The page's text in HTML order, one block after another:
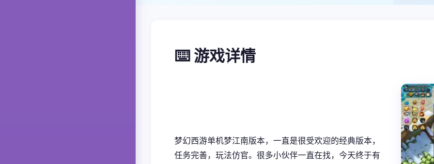
⌨️ 游戏详情
梦幻西游单机梦江南版本，一直是很受欢迎的经典版本，
任务完善，玩法仿官。很多小伙伴一直在找，今天终于有